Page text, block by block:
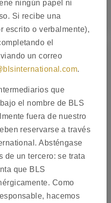
ningún papel ni
Si recibe una
escrito o verbalmente),
el
un correo
.
que
el nombre de BLS
fuera de nuestro
reservarse a través
Absténgase
de un tercero: se trata
que BLS
Como
hacemos
tipo de visa
Su Cita